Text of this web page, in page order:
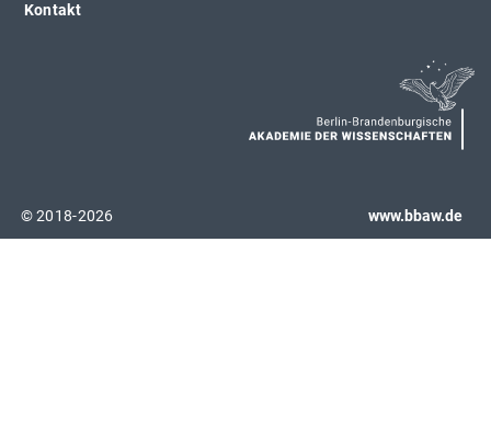
Kontakt
www.bbaw.de
© 2018-2026